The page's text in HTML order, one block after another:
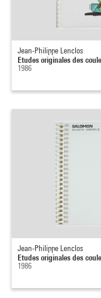
Jean-Philippe Lenclos
Etudes originales des
1986
Jean-Philippe Lenclos
Etudes originales des
1986